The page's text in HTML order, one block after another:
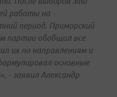
работы на
период. Приморский
партии обобщил все
их по направлениям и
основные
- заявил Александр